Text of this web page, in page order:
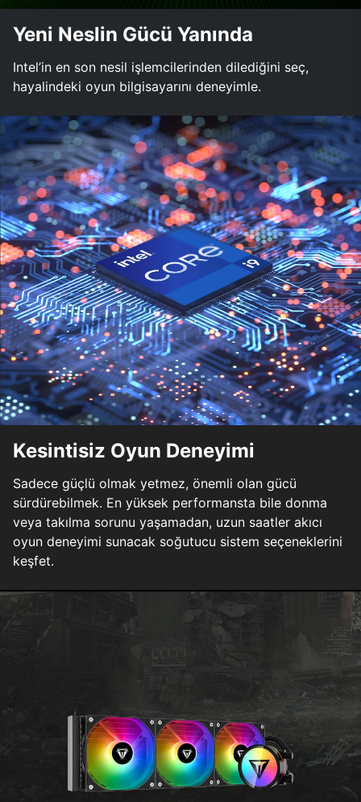
Yeni Neslin Gücü Yanında
Intel’in en son nesil işlemcilerinden dilediğini seç,
hayalindeki oyun bilgisayarını deneyimle.
Kesintisiz Oyun Deneyimi
Sadece güçlü olmak yetmez, önemli olan gücü
sürdürebilmek. En yüksek performansta bile donma
veya takılma sorunu yaşamadan, uzun saatler akıcı
oyun deneyimi sunacak soğutucu sistem seçeneklerini
keşfet.